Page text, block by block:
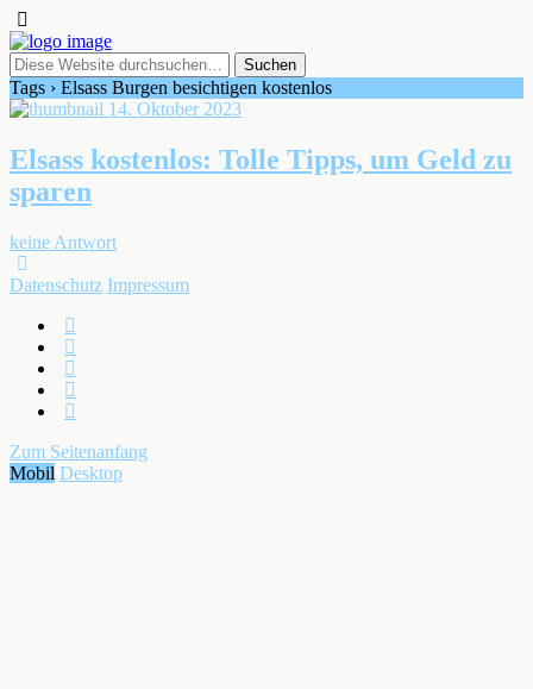
Tags › Elsass Burgen besichtigen kostenlos
14. Oktober 2023
Elsass kostenlos: Tolle Tipps, um Geld zu
sparen
keine Antwort
Datenschutz Impressum
Zum Seitenanfang
Mobil Desktop